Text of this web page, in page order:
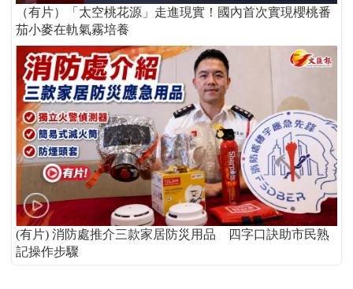
（有片）「太空桃花源」走進現實！國內首次實現櫻桃番
茄小麥在軌氣霧培養
(有片) 消防處推介三款家居防災用品 四字口訣助市民熟
記操作步驟